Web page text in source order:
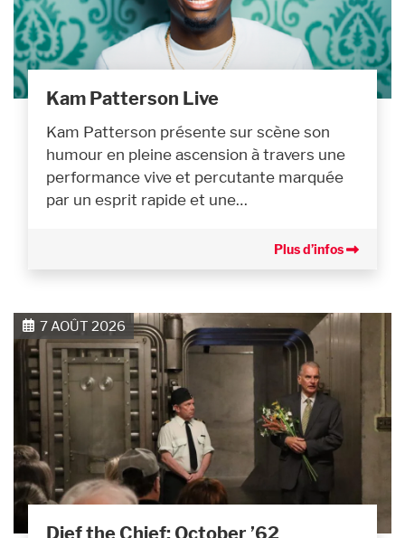
Kam Patterson Live
Kam Patterson présente sur scène son
humour en pleine ascension à travers une
performance vive et percutante marquée
par un esprit rapide et une…
Plus d’infos
7 AOÛT 2026